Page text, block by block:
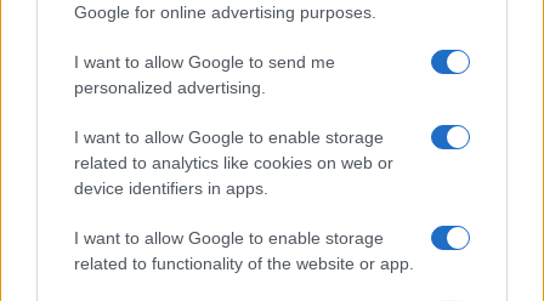
Google for online advertising purposes.
I want to allow Google to send me
personalized advertising.
I want to allow Google to enable storage
related to analytics like cookies on web or
device identifiers in apps.
I want to allow Google to enable storage
related to functionality of the website or app.
interesse, ma quello che conta è invece
miliardi dal niente
Perché nessuno chiede come mai i governi non
stampano più moneta e solo le Banche Centrali
possono farlo, ogni tanto e con risultati criticabili.
L’euro non c’entra, si può fare anche dentro l’euro,
quando un governo emette “crediti fiscali” (come